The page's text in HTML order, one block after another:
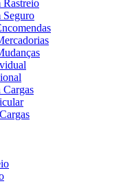
Rastreio
Seguro
Cargas